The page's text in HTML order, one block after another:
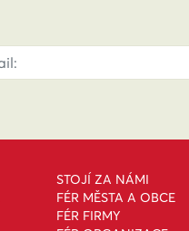
STOJÍ ZA NÁMI
FÉR MĚSTA A OBCE
FÉR FIRMY